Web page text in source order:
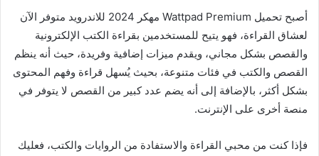
أصبح تحميل Wattpad Premium مهكر 2024 للاندرويد متوفر الآن
لعشاق القراءة، فهو يتيح للمستخدمين بقراءة الكتب الإلكترونية
والقصص بشكل مجاني، ويقدم ميزات إضافية وفريدة، حيث أنه ينظم
القصص والكتب في فئات متنوعة، بحيث يُسهل قراءة وفهم المحتوى
بشكل أكثر، بالإضافة إلى أنه يضم عدد كبير من القصص لا يتوفر في
منصة أخرى على الإنترنت.
فإذا كنت من محبي القراءة والاستفادة من الروايات والكتب، فعليك